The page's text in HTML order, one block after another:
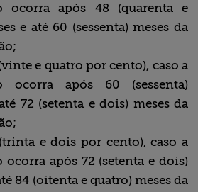
ocorra após 48 (quarenta e
e até 60 (sessenta) meses da
e quatro por cento), caso a
ocorra após 60 (sessenta)
72 (setenta e dois) meses da
e dois por cento), caso a
ocorra após 72 (setenta e dois)
84 (oitenta e quatro) meses da